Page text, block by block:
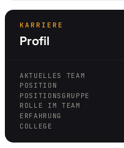
KARRIERE
Profil
AKTUELLES TEAM
POSITION
POSITIONSGRUPPE
ROLLE IM TEAM
ERFAHRUNG
COLLEGE